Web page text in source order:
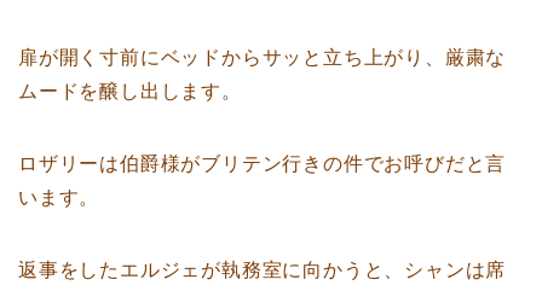
扉が開く寸前にベッドからサッと立ち上がり、厳粛な
ムードを醸し出します。
ロザリーは伯爵様がブリテン行きの件でお呼びだと言
います。
返事をしたエルジェが執務室に向かうと、シャンは席